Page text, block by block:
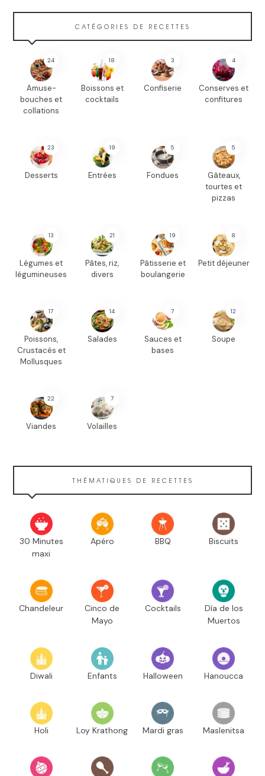
CATÉGORIES DE RECETTES
24
Amuse-
bouches et
collations
18
Boissons et
cocktails
3
Confiserie
4
Conserves et
confitures
23
Desserts
19
Entrées
5
Fondues
5
Gâteaux,
tourtes et
pizzas
13
Légumes et
légumineuses
21
Pâtes, riz,
divers
19
Pâtisserie et
boulangerie
8
Petit déjeuner
17
Poissons,
Crustacés et
Mollusques
14
Salades
7
Sauces et
bases
12
Soupe
22
Viandes
7
Volailles
THÉMATIQUES DE RECETTES
30 Minutes
maxi
Apéro BBQ Biscuits
Chandeleur
Cinco de
Mayo
Cocktails
Día de los
Muertos
Diwali Enfants Halloween Hanoucca
Holi Loy Krathong Mardi gras Maslenitsa